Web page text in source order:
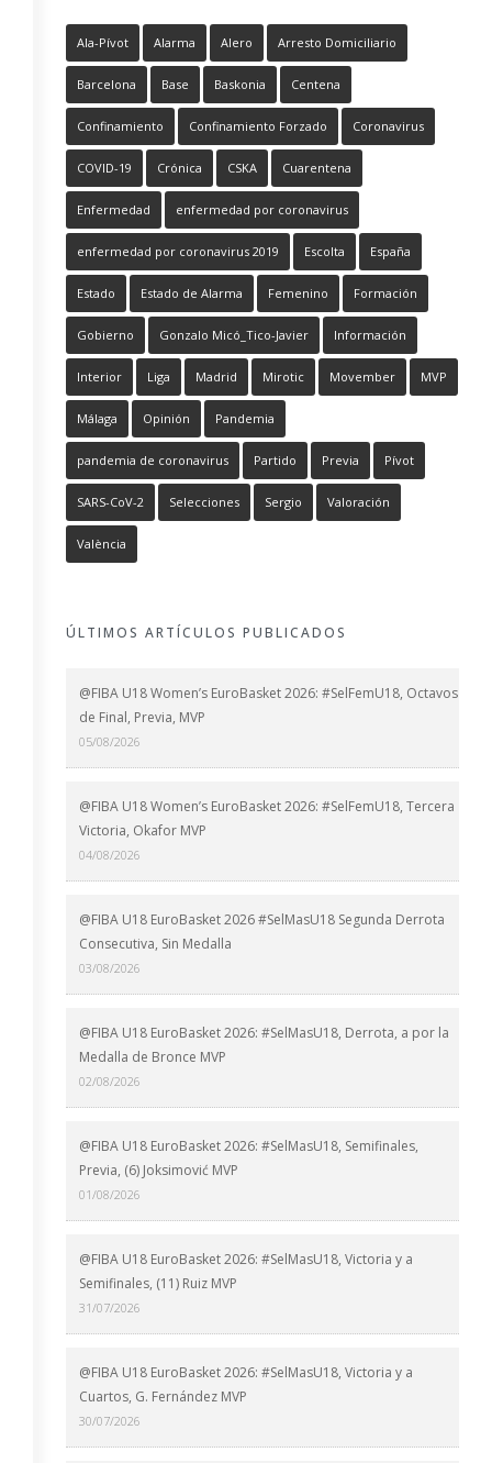
Ala-Pívot Alarma Alero Arresto Domiciliario
Barcelona Base Baskonia Centena
Confinamiento Confinamiento Forzado Coronavirus
COVID-19 Crónica CSKA Cuarentena
Enfermedad enfermedad por coronavirus
enfermedad por coronavirus 2019 Escolta España
Estado Estado de Alarma Femenino Formación
Gobierno Gonzalo Micó_Tico-Javier Información
Interior Liga Madrid Mirotic Movember MVP
Málaga Opinión Pandemia
pandemia de coronavirus Partido Previa Pívot
SARS-CoV-2 Selecciones Sergio Valoración
València
ÚLTIMOS ARTÍCULOS PUBLICADOS
@FIBA U18 Women’s EuroBasket 2026: #SelFemU18, Octavos
de Final, Previa, MVP
05/08/2026
@FIBA U18 Women’s EuroBasket 2026: #SelFemU18, Tercera
Victoria, Okafor MVP
04/08/2026
@FIBA U18 EuroBasket 2026 #SelMasU18 Segunda Derrota
Consecutiva, Sin Medalla
03/08/2026
@FIBA U18 EuroBasket 2026: #SelMasU18, Derrota, a por la
Medalla de Bronce MVP
02/08/2026
@FIBA U18 EuroBasket 2026: #SelMasU18, Semifinales,
Previa, (6) Joksimović MVP
01/08/2026
@FIBA U18 EuroBasket 2026: #SelMasU18, Victoria y a
Semifinales, (11) Ruiz MVP
31/07/2026
@FIBA U18 EuroBasket 2026: #SelMasU18, Victoria y a
Cuartos, G. Fernández MVP
30/07/2026